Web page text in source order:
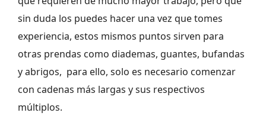
sin duda los puedes hacer una vez que tomes
experiencia, estos mismos puntos sirven para
otras prendas como diademas, guantes, bufandas
y abrigos, para ello, solo es necesario comenzar
con cadenas más largas y sus respectivos
múltiplos.